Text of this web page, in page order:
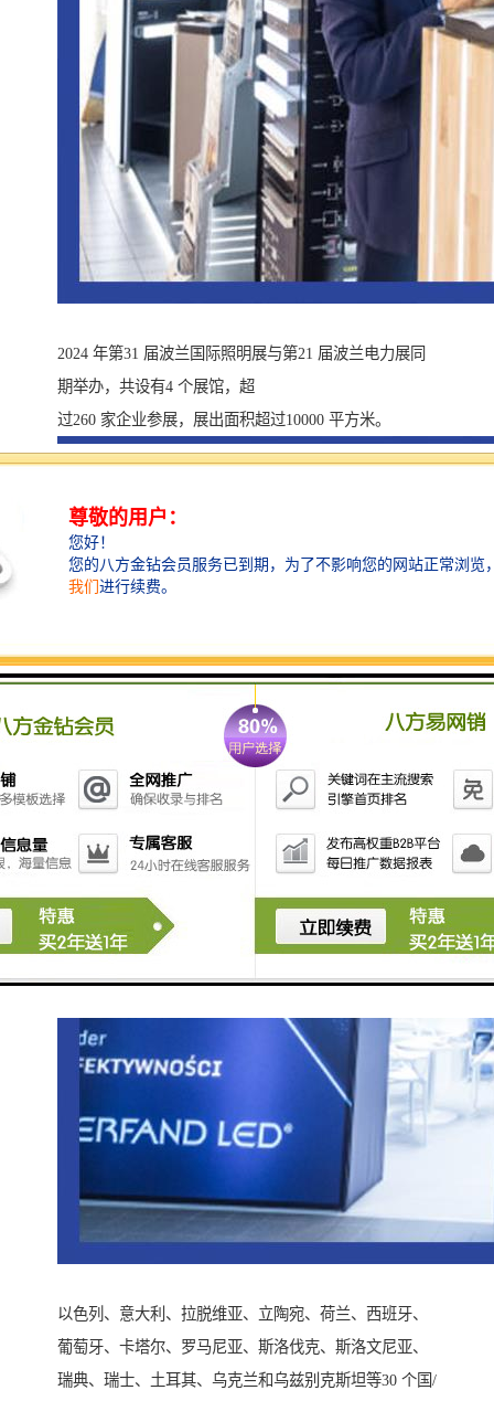
2024 年第31 届波兰国际照明展与第21 届波兰电力展同
期举办，共设有4 个展馆，超
过260 家企业参展，展出面积超过10000 平方米。
以色列、意大利、拉脱维亚、立陶宛、荷兰、西班牙、
葡萄牙、卡塔尔、罗马尼亚、斯洛伐克、斯洛文尼亚、
瑞典、瑞士、土耳其、乌克兰和乌兹别克斯坦等30 个国/